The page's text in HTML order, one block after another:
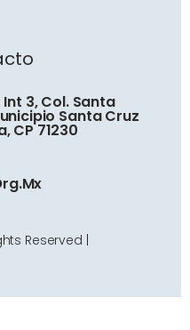
3, Col. Santa
Santa Cruz
CP 71230
Reserved |